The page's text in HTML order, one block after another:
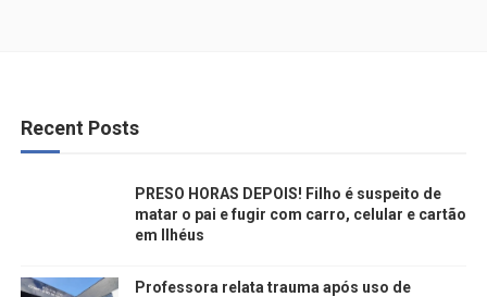
Recent Posts
PRESO HORAS DEPOIS! Filho é suspeito de
matar o pai e fugir com carro, celular e cartão
em Ilhéus
Professora relata trauma após uso de